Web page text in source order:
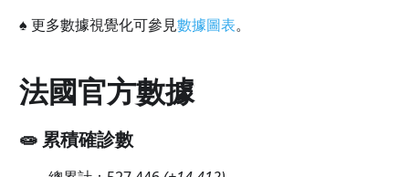
♠ 更多數據視覺化可參見數據圖表。
法國官方數據
🧫 累積確診數